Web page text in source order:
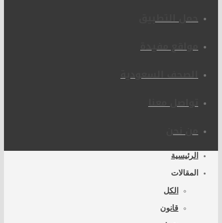
حمل التطبيق
مواقع مفيدة
الصحف السعودية
تواصل معنا
من نحن
الرئيسية
المقالات
الكل
قانون